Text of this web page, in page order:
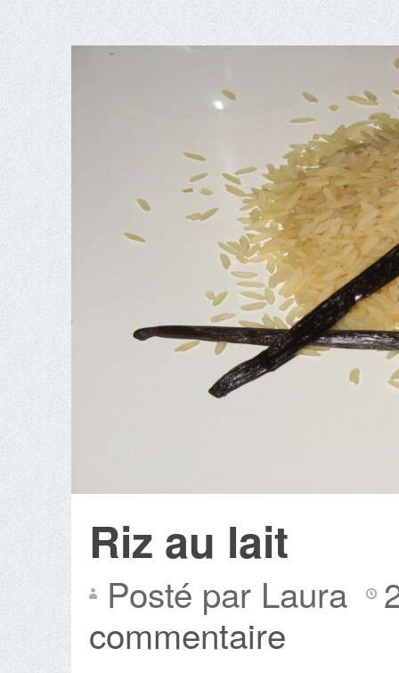
Riz au lait
Posté par Laura
commentaire